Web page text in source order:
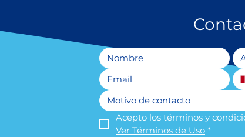
Motivo de contacto
Acepto los términos y
Ver Términos de Uso *